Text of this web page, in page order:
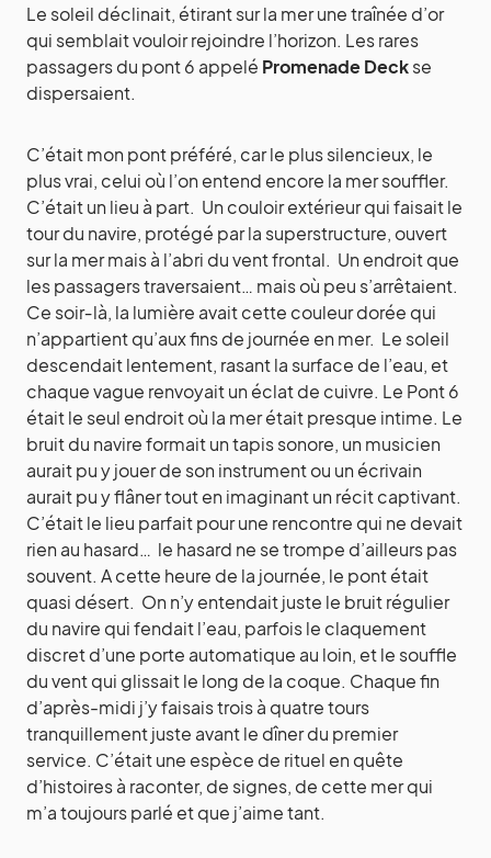
Le soleil déclinait, étirant sur la mer une traînée d’or
qui semblait vouloir rejoindre l’horizon. Les rares
passagers du pont 6 appelé Promenade Deckse
dispersaient.
C’était mon pont préféré, car le plus silencieux, le
plus vrai, celui où l’on entend encore la mer souffler.
C’était un lieu à part. Un couloir extérieur qui faisait le
tour du navire, protégé par la superstructure, ouvert
sur la mer mais à l’abri du vent frontal. Un endroit que
les passagers traversaient… mais où peu s’arrêtaient.
Ce soir‑là, la lumière avait cette couleur dorée qui
n’appartient qu’aux fins de journée en mer. Le soleil
descendait lentement, rasant la surface de l’eau, et
chaque vague renvoyait un éclat de cuivre. Le Pont 6
était le seul endroit où la mer était presque intime. Le
bruit du navire formait un tapis sonore, un musicien
aurait pu y jouer de son instrument ou un écrivain
aurait pu y flâner tout en imaginant un récit captivant.
C’était le lieu parfait pour une rencontre qui ne devait
rien au hasard… le hasard ne se trompe d’ailleurs pas
souvent. A cette heure de la journée, le pont était
quasi désert. On n’y entendait juste le bruit régulier
du navire qui fendait l’eau, parfois le claquement
discret d’une porte automatique au loin, et le souffle
du vent qui glissait le long de la coque. Chaque fin
d’après-midi j’y faisais trois à quatre tours
tranquillement juste avant le dîner du premier
service. C’était une espèce de rituel en quête
d’histoires à raconter, de signes, de cette mer qui
m’a toujours parlé et que j’aime tant.